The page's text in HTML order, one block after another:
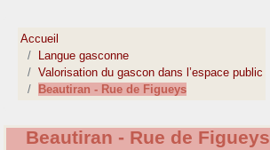
Accueil
Langue gasconne
Valorisation du gascon dans l’espace public
Beautiran - Rue de Figueys
Beautiran - Rue de Figueys